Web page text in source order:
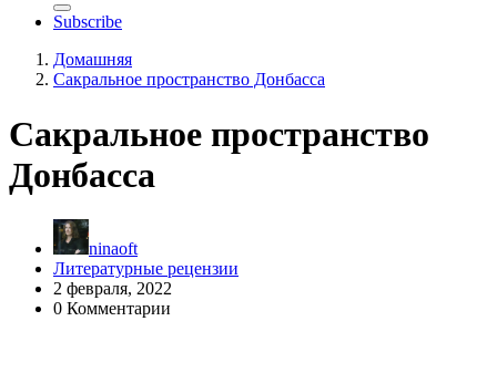
Subscribe
Домашняя
Сакральное пространство Донбасса
Сакральное пространство
Донбасса
ninaoft
Литературные рецензии
2 февраля, 2022
0 Комментарии